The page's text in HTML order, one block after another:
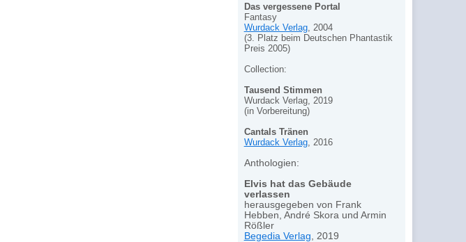
Das vergessene Portal
Fantasy
Wurdack Verlag, 2004
(3. Platz beim Deutschen Phantastik
Preis 2005)
Collection:
Tausend Stimmen
Wurdack Verlag, 2019
(in Vorbereitung)
Cantals Tränen
Wurdack Verlag, 2016
Anthologien:
Elvis hat das Gebäude
verlassen
herausgegeben von Frank
Hebben, André Skora und Armin
Rößler
Begedia Verlag , 2019